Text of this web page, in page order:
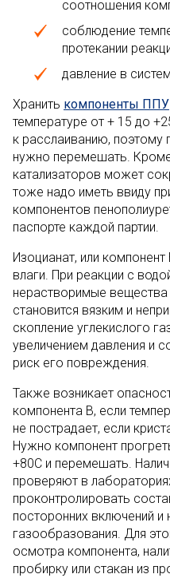
соотношения
соблюдение
протекании
давление в
Хранить компоненты ППУ
температуре от + 15 до
к расслаиванию, поэтому
нужно перемешать.
катализаторов может
тоже надо иметь ввиду
компонентов
паспорте каждой партии.
Изоцианат, или
влаги. При реакции с
нерастворимые вещества
становится вязким и
скопление углекислого
увеличением давления и
риск его повреждения.
Также возникает
компонента В, если
не пострадает, если
Нужно компонент
+80С и перемешать.
проверяют в
проконтролировать
посторонних включений
газообразования. Для
осмотра компонента,
пробирку или стакан из